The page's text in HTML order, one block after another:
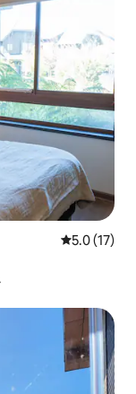
レビュー17
5.0 (17)